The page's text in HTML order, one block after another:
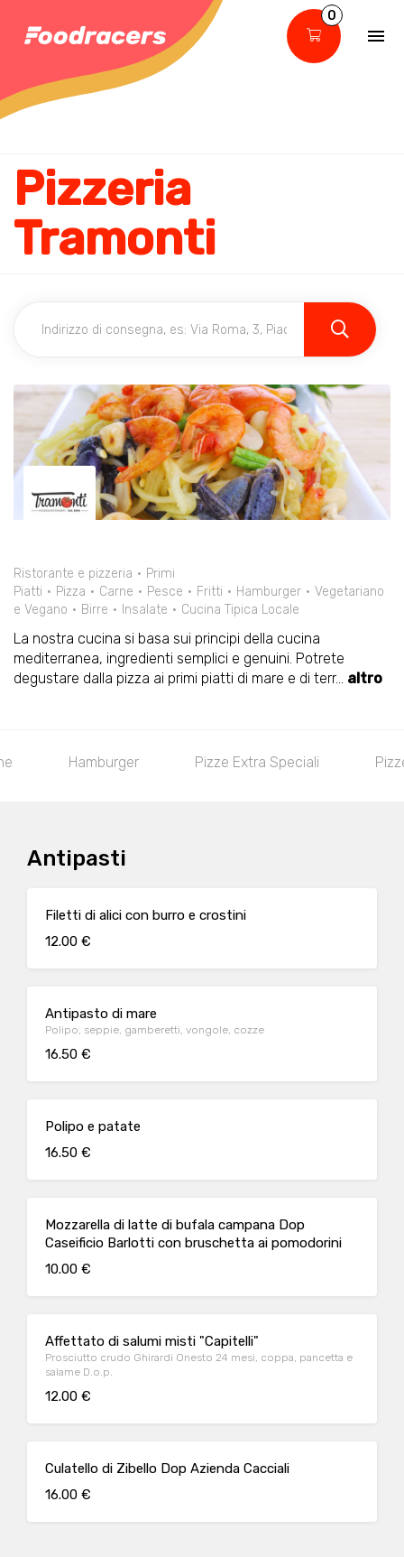
0
Pizzeria
Tramonti
Ristorante e pizzeria
Primi
Piatti
Pizza Carne Pesce Fritti Hamburger
Vegetariano
e Vegano
Birre Insalate Cucina Tipica Locale
La nostra cucina si basa sui principi della cucina
mediterranea, ingredienti semplici e genuini. Potrete
degustare dalla pizza ai primi piatti di mare e di terr... altro
Hamburger Pizze Extra Speciali Pizze
Antipasti
Filetti di alici con burro e crostini
12.00 €
Antipasto di mare
Polipo, seppie, gamberetti, vongole, cozze
16.50 €
Polipo e patate
16.50 €
Mozzarella di latte di bufala campana Dop
Caseificio Barlotti con bruschetta ai pomodorini
10.00 €
Affettato di salumi misti "Capitelli"
Prosciutto crudo Ghirardi Onesto 24 mesi, coppa, pancetta e
salame D.o.p.
12.00 €
Culatello di Zibello Dop Azienda Cacciali
16.00 €